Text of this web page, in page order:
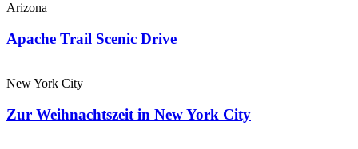
Arizona
Apache Trail Scenic Drive
New York City
Zur Weihnachtszeit in New York City